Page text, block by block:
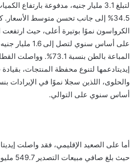
لتبلغ 3.1 مليار جنيه، مدفوعة بارتفاع
34.5% إلى جانب تحسن متوسط الأسعار. كما سجل قطاع
الكرواسون
على أساس سنوي
المباعة بالطن بنسبة 73.1%. وواصلت القطاعات الناشئة لدى
إيديتادعمها لتنوع محفظة المنتجات،
أساس سنوي على التوالي.
أما على الصعيد الإقليمي، فقد واصلت إيديتا
حيث بلغ